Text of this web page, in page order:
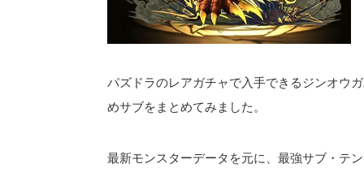
パズドラのレアガチャで入手できるジンオウ
めサブをまとめてみました。
最新モンスターデータを元に、最強サブ・テ